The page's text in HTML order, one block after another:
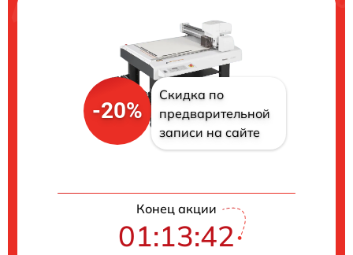
-20%
Скидка по
предварительной
записи на сайте
Конец акции
01:13:40